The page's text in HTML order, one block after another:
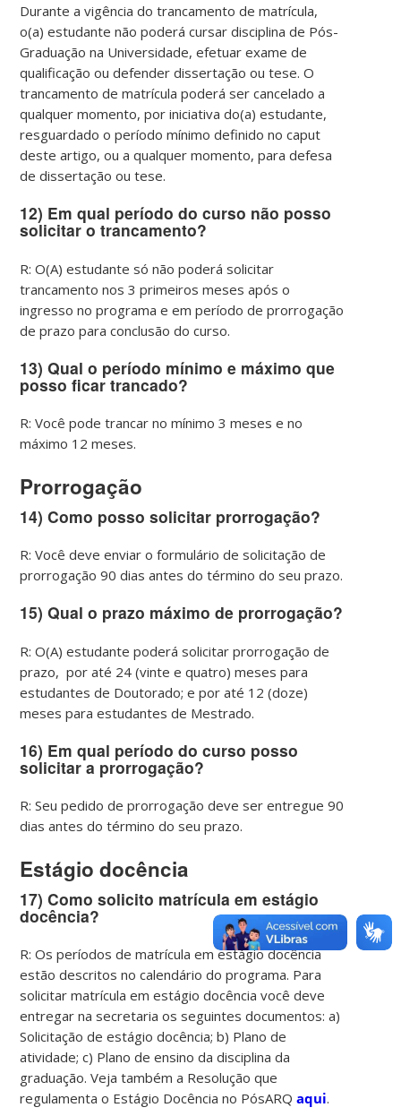
Durante a vigência do trancamento de matrícula,
o(a) estudante não poderá cursar disciplina de Pós-
Graduação na Universidade, efetuar exame de
qualificação ou defender dissertação ou tese. O
trancamento de matrícula poderá ser cancelado a
qualquer momento, por iniciativa do(a) estudante,
resguardado o período mínimo definido no caput
deste artigo, ou a qualquer momento, para defesa
de dissertação ou tese.
12) Em qual período do curso não posso
solicitar o trancamento?
R: O(A) estudante só não poderá solicitar
trancamento nos 3 primeiros meses após o
ingresso no programa e em período de prorrogação
de prazo para conclusão do curso.
13) Qual o período mínimo e máximo que
posso ficar trancado?
R: Você pode trancar no mínimo 3 meses e no
máximo 12 meses.
Prorrogação
14) Como posso solicitar prorrogação?
R: Você deve enviar o formulário de solicitação de
prorrogação 90 dias antes do término do seu prazo.
15) Qual o prazo máximo de prorrogação?
R: O(A) estudante poderá solicitar prorrogação de
prazo, por até 24 (vinte e quatro) meses para
estudantes de Doutorado; e por até 12 (doze)
meses para estudantes de Mestrado.
16) Em qual período do curso posso
solicitar a prorrogação?
R: Seu pedido de prorrogação deve ser entregue 90
dias antes do término do seu prazo.
Estágio docência
17) Como solicito matrícula em estágio
docência?
R: Os períodos de matrícula em estágio docência
estão descritos no calendário do programa. Para
solicitar matrícula em estágio docência você deve
entregar na secretaria os seguintes documentos: a)
Solicitação de estágio docência; b) Plano de
atividade; c) Plano de ensino da disciplina da
graduação. Veja também a Resolução que
regulamenta o Estágio Docência no PósARQaqui.